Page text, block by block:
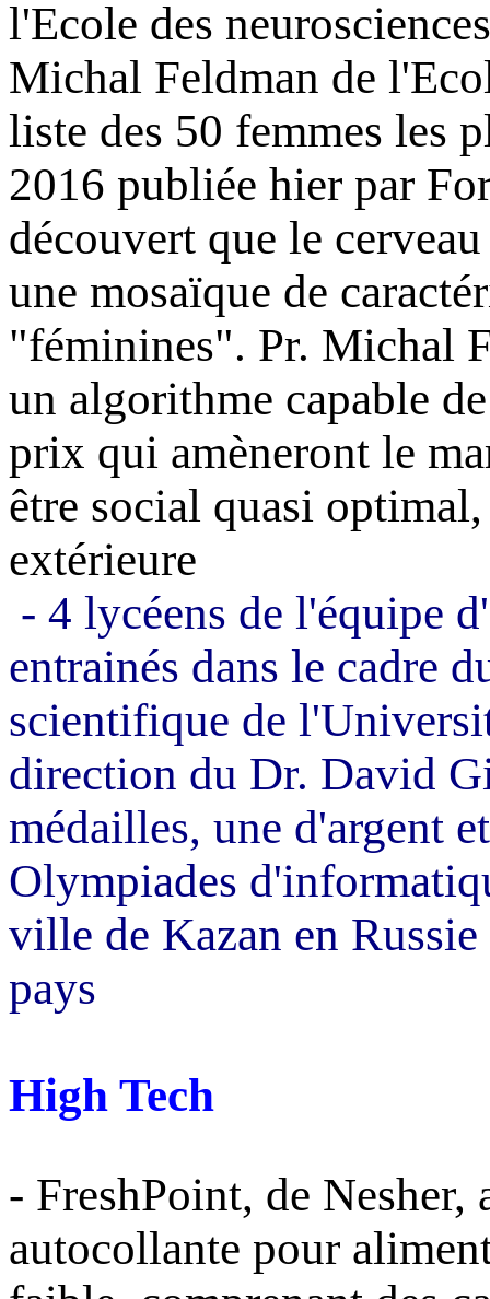
l'Ecole des
Michal Feldman de
liste des 50 femmes les
2016 publiée hier par
découvert que le
une mosaïque de
"féminines". Pr. Michal
un algorithme capable
prix qui amèneront le
être social quasi
extérieure
- 4 lycéens de l'équipe
entrainés dans le cadre
scientifique de
direction du Dr. David
médailles, une d'argent
Olympiades
ville de Kazan en
pays
High Tech
- FreshPoint, de Nesher,
autocollante pour